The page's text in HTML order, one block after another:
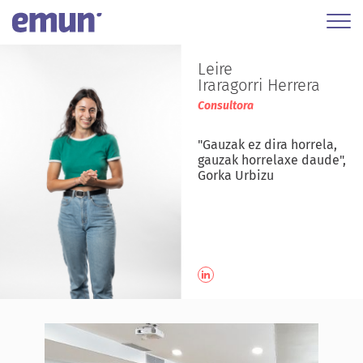
Leire
Iraragorri Herrera
Consultora
"Gauzak ez dira horrela,
gauzak horrelaxe daude",
Gorka Urbizu